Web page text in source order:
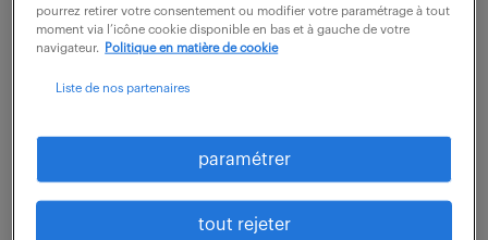
coordinateur contrôle qualité en
industrie pharmaceutique (f/h)
13 avril 2026
pourrez retirer votre consentement ou modifier votre paramétrage à tout
moment via l’icône cookie disponible en bas et à gauche de votre
navigateur.
Politique en matière de cookie
Liste de nos partenaires
paramétrer
tout rejeter